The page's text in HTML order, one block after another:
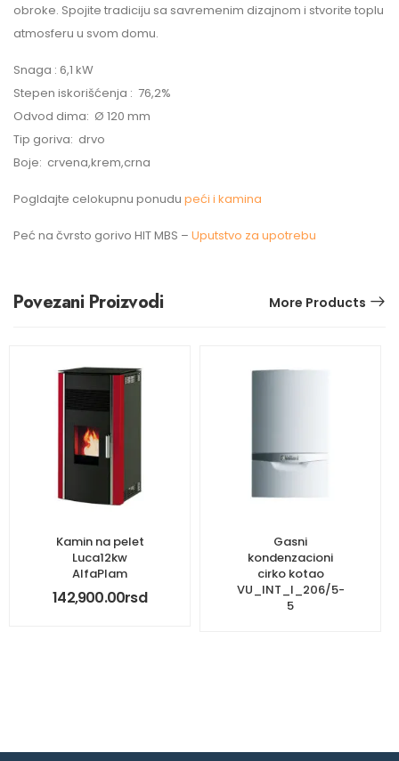
obroke. Spojite tradiciju sa savremenim dizajnom i stvorite toplu
atmosferu u svom domu.
Snaga : 6,1 kW
Stepen iskorišćenja : 76,2%
Odvod dima: Ø 120 mm
Tip goriva: drvo
Boje: crvena,krem,crna
Pogldajte celokupnu ponudu peći i kamina
Peć na čvrsto gorivo HIT MBS – Uputstvo za upotrebu
Povezani Proizvodi More Products
Kamin na pelet
Luca12kw
AlfaPlam
142,900.00rsd
Gasni
kondenzacioni
cirko kotao
VU_INT_I_206/5-
5